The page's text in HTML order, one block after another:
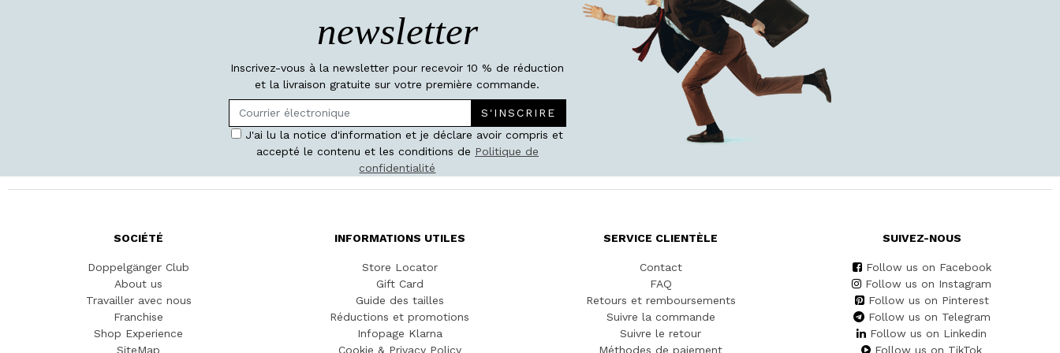
newsletter
Inscrivez-vous à la newsletter pour recevoir 10 % de réduction
et la livraison gratuite sur votre première commande.
S'INSCRIRE
J'ai lu la notice d'information et je déclare avoir compris et
accepté le contenu et les conditions de Politique de
confidentialité
SOCIÉTÉ
Doppelgänger Club
About us
Travailler avec nous
Franchise
Shop Experience
SiteMap
INFORMATIONS UTILES
Store Locator
Gift Card
Guide des tailles
Réductions et promotions
Infopage Klarna
Cookie & Privacy Policy
SERVICE CLIENTÈLE
Contact
FAQ
Retours et remboursements
Suivre la commande
Suivre le retour
Méthodes de paiement
SUIVEZ-NOUS
Follow us on Facebook
Follow us on Instagram
Follow us on Pinterest
Follow us on Telegram
Follow us on Linkedin
Follow us on TikTok